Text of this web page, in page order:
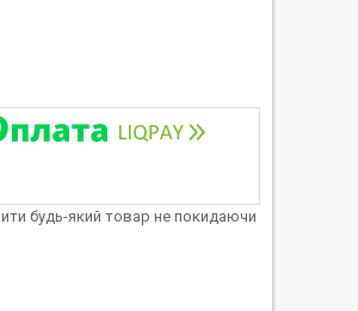
будь-який товар не покидаючи